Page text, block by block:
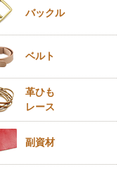
バックル
ベルト
革ひも
レース
副資材